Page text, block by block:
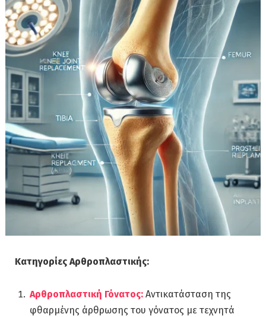
Κατηγορίες Αρθροπλαστικής:
Αρθροπλαστική Γόνατος: Αντικατάσταση της
φθαρμένης άρθρωσης του γόνατος με τεχνητά